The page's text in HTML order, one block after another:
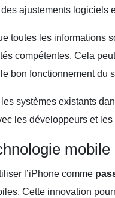
ajustements logiciels
toutes les informations
compétentes. Cela
bon fonctionnement du
les systèmes existants
les développeurs et
mobile
l’iPhone comme
Cette innovation